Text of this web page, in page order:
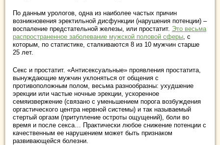
По данным урологов, одна из наиболее частых причин
возникновения эректильной дисфункции (нарушения потенции) –
воспаление предстательной железы, или простатит. Это весьма
распространенное заболевание мужской половой сферы, с
которым, по статистике, сталкиваются 8 из 10 мужчин старше
25 лет.
Секс и простатит. «Антисексуальные» проявления простатита,
вынуждающие мужчин уклоняться от общения с
противоположным полом, весьма разнообразны: ухудшение
эрекции или частые ночные эрекции, ускоренное
семяизвержение (связано с уменьшением порога возбуждения
оргастического центра нервной системы) и так называемый
стертый оргазм (притупление остроты ощущений), боли во
время и после секса… Практически любое снижение потенции с
качественным ее нарушением может быть признаком
развивающейся болезни.